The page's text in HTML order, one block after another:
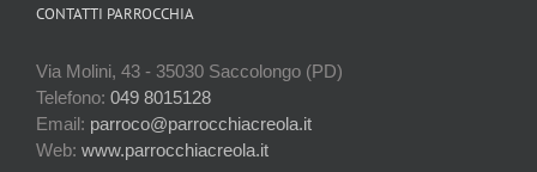
CONTATTI PARROCCHIA
Via Molini, 43 - 35030 Saccolongo (PD)
Telefono: 049 8015128
Email: parroco@parrocchiacreola.it
Web: www.parrocchiacreola.it